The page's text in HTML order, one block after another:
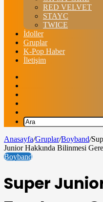
RED VELVET
STAYC
TWICE
İdoller
Gruplar
K-Pop Haber
İletişim
görünümü
değiştir
Anasayfa/Gruplar/Boyband/
Junior Hakkında Bilinmesi
Boyband
Super